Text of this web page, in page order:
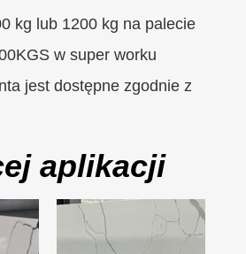
kg lub 1200 kg na palecie
w super worku
jest dostępne zgodnie z
aplikacji